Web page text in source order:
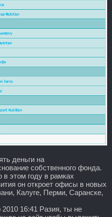
деньги на
собственного фонда.
в этом году в рамках
он откроет офисы в новых
Калуге, Перми, Саранске,
16:41 Разия, ты не